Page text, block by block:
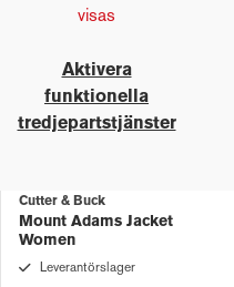
visas
Aktivera
funktionella
tredjepartstjänster
Cutter & Buck
Mount Adams Jacket
Women
Leverantörslager